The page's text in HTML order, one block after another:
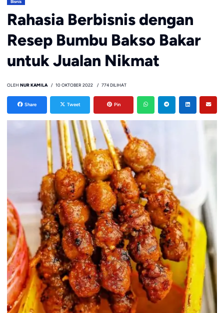
Bisnis
Rahasia Berbisnis dengan
Resep Bumbu Bakso Bakar
untuk Jualan Nikmat
OLEH NUR KAMILA 10 OKTOBER 2022 774 DILIHAT
Share Tweet Pin